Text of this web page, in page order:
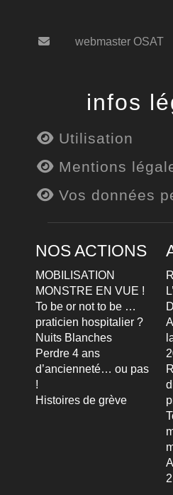
webmaster OSAT
infos
Utilisation
Mentions
Vos données
NOS ACTIONS
MOBILISATION
MONSTRE EN VUE !
To be or not to be …
praticien hospitalier ?
Nuits Blanches
Perdre 4 ans
d’ancienneté… ou pas
!
Histoires de grève